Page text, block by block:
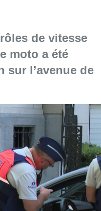
de vitesse
moto a été
sur l’avenue de